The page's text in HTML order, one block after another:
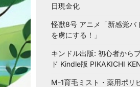
日現金化
怪獣8号 アニメ「新感覚バ
を虜にする！」
キンドル出版: 初心者から
ド Kindle版 PIKAKICHI
M-1育毛ミスト・薬用ポリ